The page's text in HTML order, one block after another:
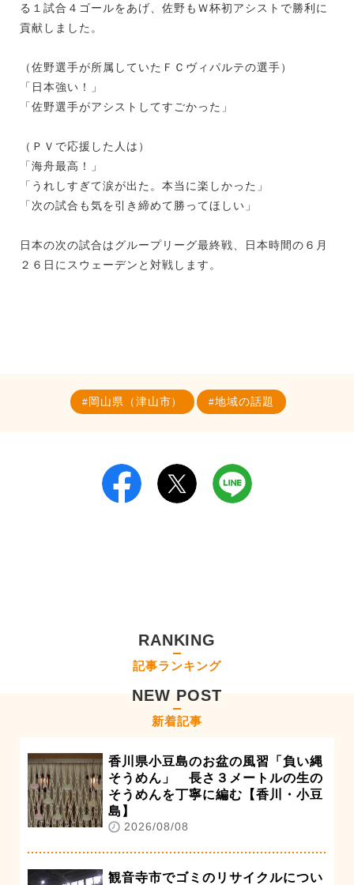
る１試合４ゴールをあげ、佐野もＷ杯初アシストで勝利に
貢献しました。
（佐野選手が所属していたＦＣヴィパルテの選手）
「日本強い！」
「佐野選手がアシストしてすごかった」
（ＰＶで応援した人は）
「海舟最高！」
「うれしすぎて涙が出た。本当に楽しかった」
「次の試合も気を引き締めて勝ってほしい」
日本の次の試合はグループリーグ最終戦、日本時間の６月
２６日にスウェーデンと対戦します。
岡山県（津山市） 地域の話題
RANKING
記事ランキング
NEW POST
新着記事
香川県小豆島のお盆の風習「負い縄
そうめん」 長さ３メートルの生の
そうめんを丁寧に編む【香川・小豆
島】
2026/08/08
観音寺市でゴミのリサイクルについ